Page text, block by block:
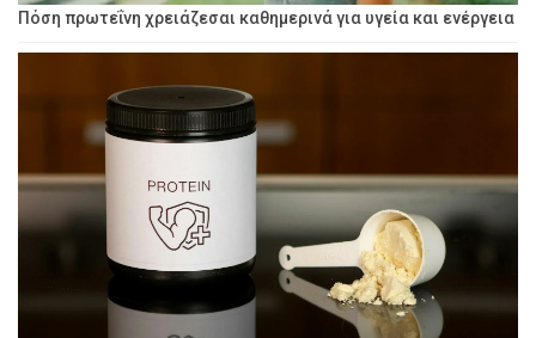
Πόση πρωτεΐνη χρειάζεσαι καθημερινά για υγεία και ενέργεια